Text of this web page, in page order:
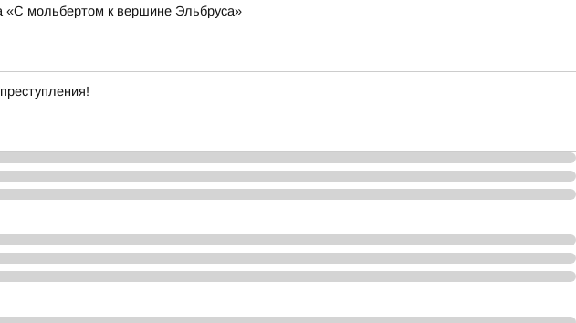
«С мольбертом к вершине Эльбруса»